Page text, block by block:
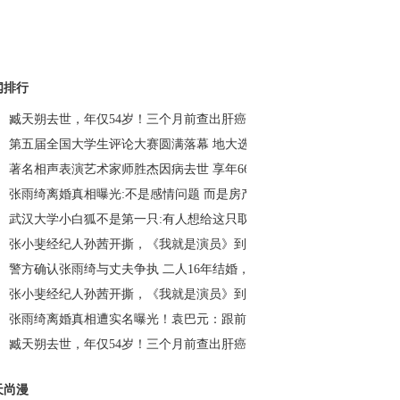
排行
臧天朔去世，年仅54岁！三个月前查出肝癌晚期……_荆楚网
第五届全国大学生评论大赛圆满落幕 地大选手荣获冠军_荆楚网
著名相声表演艺术家师胜杰因病去世 享年66岁_荆楚网
张雨绮离婚真相曝光:不是感情问题 而是房产、财产问题？_荆楚网
武汉大学小白狐不是第一只:有人想给这只取名“珈珈”_荆楚网
张小斐经纪人孙茜开撕，《我就是演员》到底谁演得好？_荆楚网
警方确认张雨绮与丈夫争执 二人16年结婚，次年生下龙凤胎_荆楚网
张小斐经纪人孙茜开撕，《我就是演员》到底谁演得好？_荆楚网
张雨绮离婚真相遭实名曝光！袁巴元：跟前夫离婚给钱为什么不给我？
臧天朔去世，年仅54岁！三个月前查出肝癌晚期……_荆楚网
尚漫